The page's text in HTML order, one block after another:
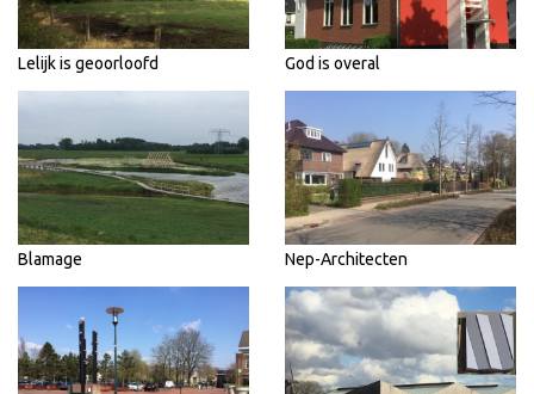
Lelijk is geoorloofd God is overal
Blamage Nep-Architecten